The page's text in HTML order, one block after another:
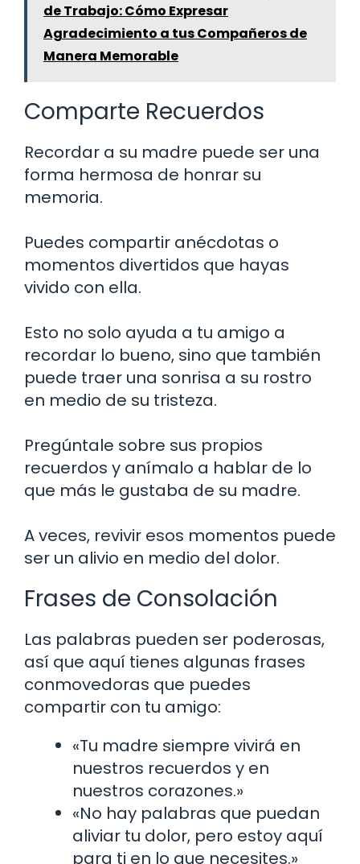
de Trabajo: Cómo Expresar
Agradecimiento a tus Compañeros de
Manera Memorable
Comparte Recuerdos
Recordar a su madre puede ser una
forma hermosa de honrar su
memoria.
Puedes compartir anécdotas o
momentos divertidos que hayas
vivido con ella.
Esto no solo ayuda a tu amigo a
recordar lo bueno, sino que también
puede traer una sonrisa a su rostro
en medio de su tristeza.
Pregúntale sobre sus propios
recuerdos y anímalo a hablar de lo
que más le gustaba de su madre.
A veces, revivir esos momentos puede
ser un alivio en medio del dolor.
Frases de Consolación
Las palabras pueden ser poderosas,
así que aquí tienes algunas frases
conmovedoras que puedes
compartir con tu amigo:
«Tu madre siempre vivirá en
nuestros recuerdos y en
nuestros corazones.»
«No hay palabras que puedan
aliviar tu dolor, pero estoy aquí
para ti en lo que necesites.»